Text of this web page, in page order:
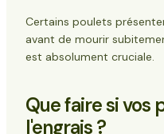
Certains poulets
avant de mourir
est absolument cruciale.
Que faire si vos
l'engrais ?